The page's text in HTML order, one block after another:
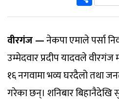
वीरगंज —नेकपा एमाले पर्सा
उम्मेदवार प्रदीप यादवले
१६ नगवामा भव्य घरदैलो तथा
गरेका छन्। शनिबार बिहानैदेखि